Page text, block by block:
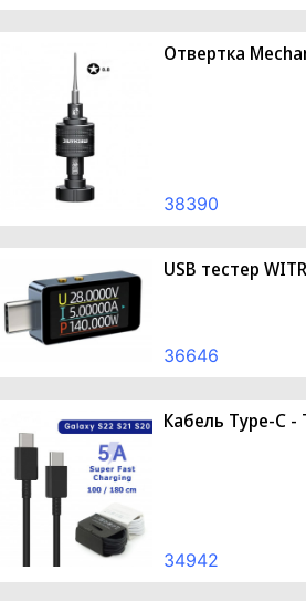
Отвертка
38390
USB тестер
36646
Кабель Type-C -
34942